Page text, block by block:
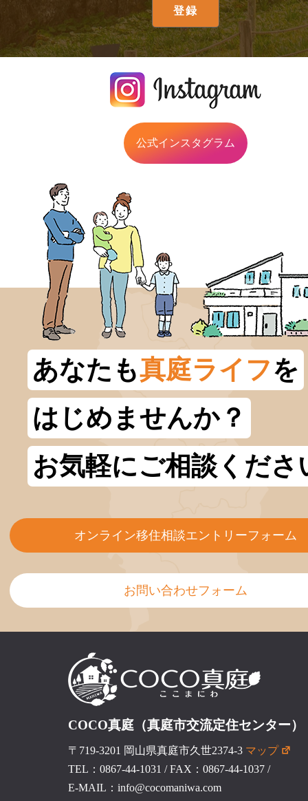
公式インスタグラム
あなたも真庭ライフを
はじめませんか？
お気軽にご相談くださ
オンライン移住相談エントリーフォーム
お問い合わせフォーム
COCO真庭（真庭市交流定住センター）
〒719-3201 岡山県真庭市久世2374-3 マップ
TEL：0867-44-1031 /FAX：0867-44-1037/
E-MAIL：info@cocomaniwa.com